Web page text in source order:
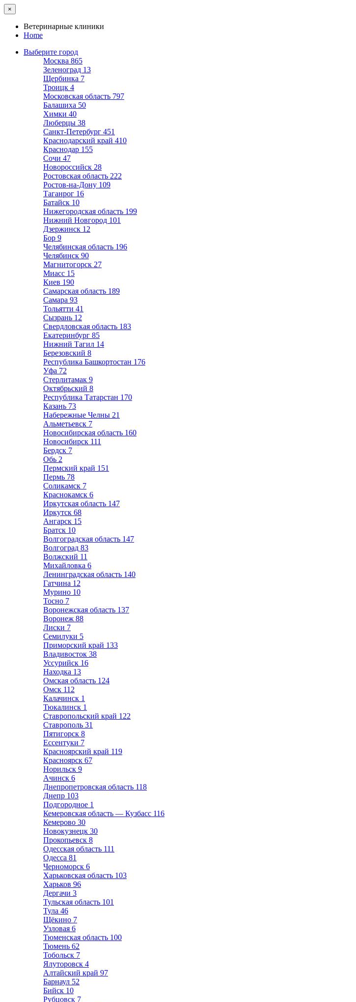
×
Ветеринарные клиники
Home
Выберите город
Москва 865
Зеленоград 13
Щербинка 7
Троицк 4
Московская область 797
Балашиха 50
Химки 40
Люберцы 38
Санкт-Петербург 451
Краснодарский край 410
Краснодар 155
Сочи 47
Новороссийск 28
Ростовская область 222
Ростов-на-Дону 109
Таганрог 16
Батайск 10
Нижегородская область 199
Нижний Новгород 101
Дзержинск 12
Бор 9
Челябинская область 196
Челябинск 90
Магнитогорск 27
Миасс 15
Киев 190
Самарская область 189
Самара 93
Тольятти 41
Сызрань 12
Свердловская область 183
Екатеринбург 85
Нижний Тагил 14
Березовский 8
Республика Башкортостан 176
Уфа 72
Стерлитамак 9
Октябрьский 8
Республика Татарстан 170
Казань 73
Набережные Челны 21
Альметьевск 7
Новосибирская область 160
Новосибирск 111
Бердск 7
Обь 2
Пермский край 151
Пермь 78
Соликамск 7
Краснокамск 6
Иркутская область 147
Иркутск 68
Ангарск 15
Братск 10
Волгоградская область 147
Волгоград 83
Волжский 11
Михайловка 6
Ленинградская область 140
Гатчина 12
Мурино 10
Тосно 7
Воронежская область 137
Воронеж 88
Лиски 7
Семилуки 5
Приморский край 133
Владивосток 38
Уссурийск 16
Находка 13
Омская область 124
Омск 112
Калачинск 1
Тюкалинск 1
Ставропольский край 122
Ставрополь 31
Пятигорск 8
Ессентуки 7
Красноярский край 119
Красноярск 67
Норильск 9
Ачинск 6
Днепропетровская область 118
Днепр 103
Подгородное 1
Кемеровская область — Кузбасс 116
Кемерово 30
Новокузнецк 30
Прокопьевск 8
Одесская область 111
Одесса 81
Черноморск 6
Харьковская область 103
Харьков 96
Дергачи 3
Тульская область 101
Тула 46
Щёкино 7
Узловая 6
Тюменская область 100
Тюмень 62
Тобольск 7
Ялуторовск 4
Алтайский край 97
Барнаул 52
Бийск 10
Рубцовск 7